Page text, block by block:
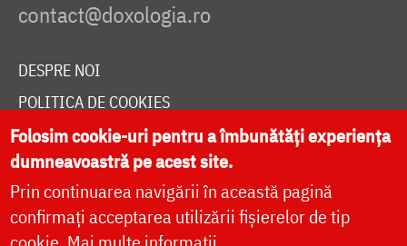
DESPRE NOI
POLITICA DE COOKIES
DONEAZĂ ONLINE PENTRU CATEDRALA NAȚIONALĂ
LIVE
Folosim cookie-uri pentru a îmbunătăți experiența
dumneavoastră pe acest site.
Prin continuarea navigării în această pagină
confirmați acceptarea utilizării fișierelor de tip